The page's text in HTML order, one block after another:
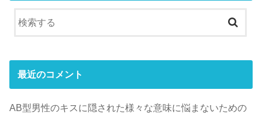
最近のコメント
AB型男性のキスに隠された様々な意味に悩まないための